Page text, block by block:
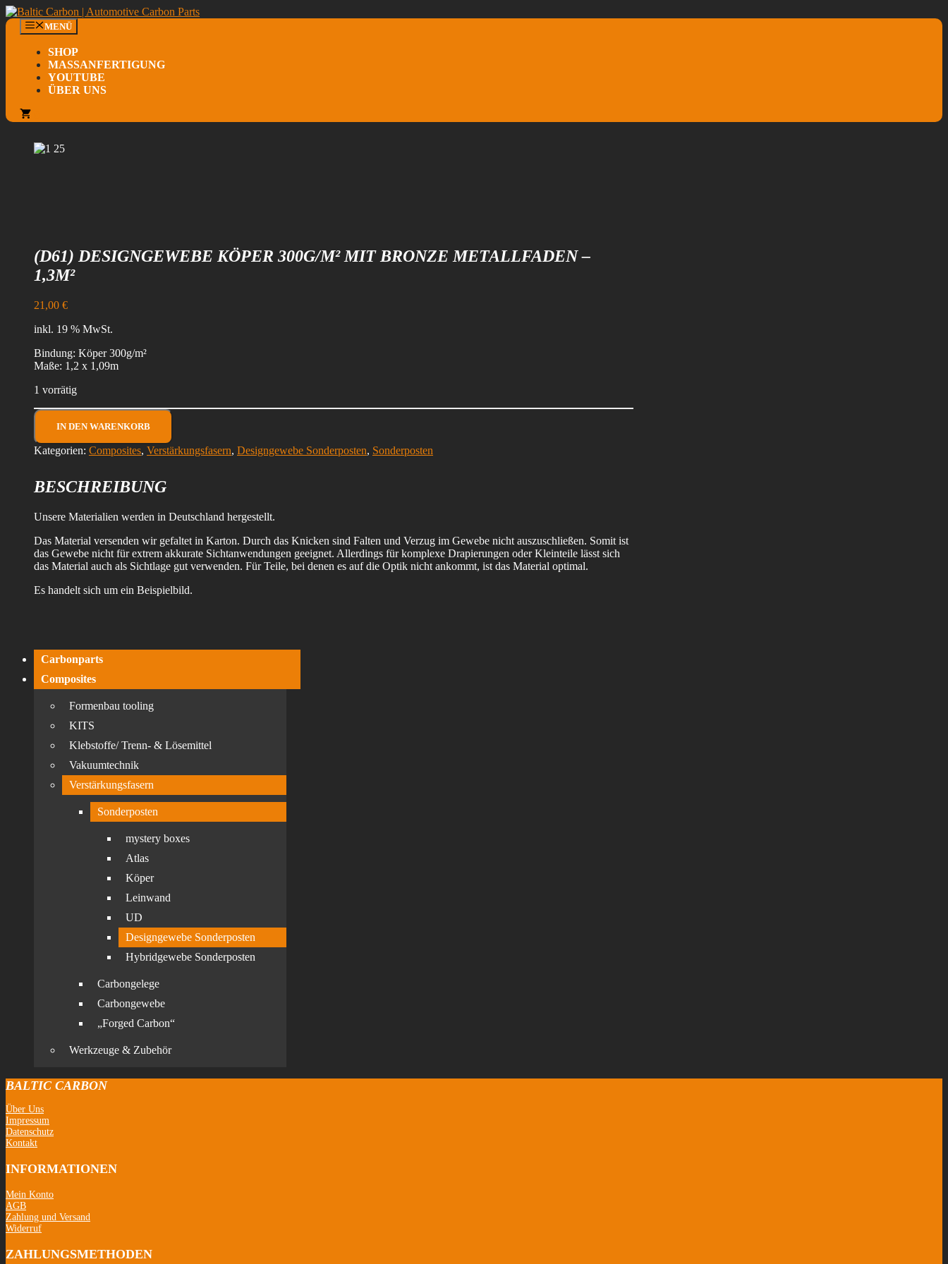
Zum
Inhalt
springen
MENÜ
SHOP
MASSANFERTIGUNG
YOUTUBE
ÜBER UNS
(D61) DESIGNGEWEBE KÖPER 300G/M² MIT BRONZE METALLFADEN –
1,3M²
21,00 €
inkl. 19 % MwSt.
Bindung: Köper 300g/m²
Maße: 1,2 x 1,09m
1 vorrätig
(D61)
Designgewebe
Köper
300g/m²
Metallfaden
1,3m²
IN DEN WARENKORB
Kategorien: Composites, Verstärkungsfasern, Designgewebe Sonderposten, Sonderposten
BESCHREIBUNG
Unsere Materialien werden in Deutschland hergestellt.
Das Material versenden wir gefaltet in Karton. Durch das Knicken sind Falten und Verzug im Gewebe nicht auszuschließen. Somit ist
das Gewebe nicht für extrem akkurate Sichtanwendungen geeignet. Allerdings für komplexe Drapierungen oder Kleinteile lässt sich
das Material auch als Sichtlage gut verwenden. Für Teile, bei denen es auf die Optik nicht ankommt, ist das Material optimal.
Es handelt sich um ein Beispielbild.
Carbonparts
Composites
Formenbau tooling
KITS
Klebstoffe/ Trenn- & Lösemittel
Vakuumtechnik
Verstärkungsfasern
Sonderposten
mystery boxes
Atlas
Köper
Leinwand
UD
Designgewebe Sonderposten
Hybridgewebe Sonderposten
Carbongelege
Carbongewebe
„Forged Carbon“
Werkzeuge & Zubehör
BALTIC CARBON
Über Uns
Impressum
Datenschutz
Kontakt
INFORMATIONEN
Mein Konto
AGB
Zahlung und Versand
Widerruf
ZAHLUNGSMETHODEN